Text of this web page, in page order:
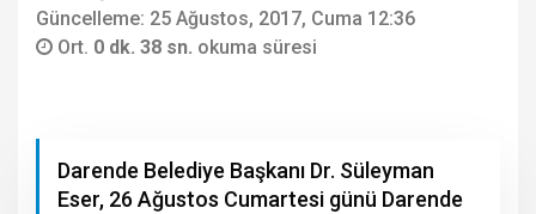
Güncelleme: 25 Ağustos, 2017, Cuma 12:36
Ort. 0 dk. 38 sn. okuma süresi
Darende Belediye Başkanı Dr. Süleyman
Eser, 26 Ağustos Cumartesi günü Darende